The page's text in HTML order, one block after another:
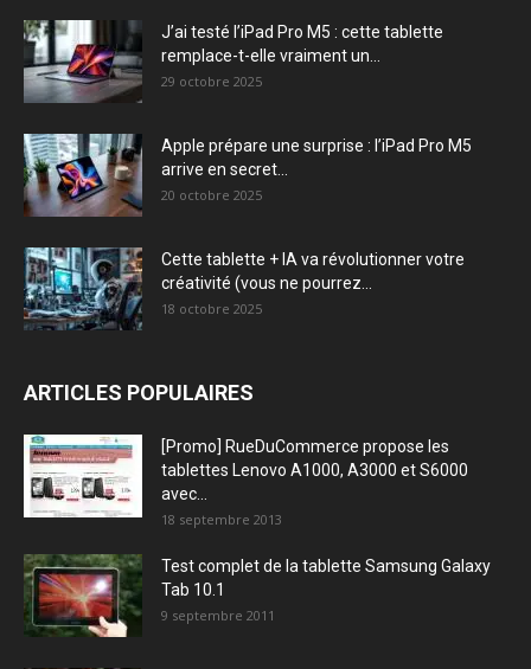
J’ai testé l’iPad Pro M5 : cette tablette
remplace-t-elle vraiment un...
29 octobre 2025
Apple prépare une surprise : l’iPad Pro M5
arrive en secret...
20 octobre 2025
Cette tablette + IA va révolutionner votre
créativité (vous ne pourrez...
18 octobre 2025
ARTICLES POPULAIRES
[Promo] RueDuCommerce propose les
tablettes Lenovo A1000, A3000 et S6000
avec...
18 septembre 2013
Test complet de la tablette Samsung Galaxy
Tab 10.1
9 septembre 2011